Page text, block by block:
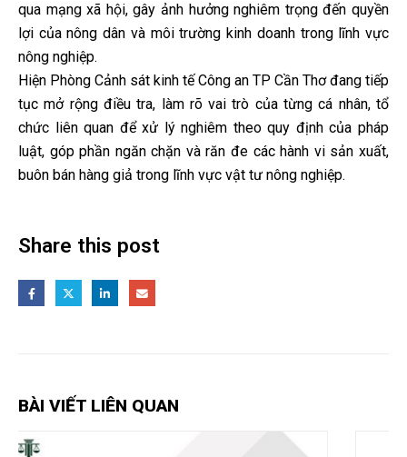
qua mạng xã hội, gây ảnh hưởng nghiêm trọng đến quyền
lợi của nông dân và môi trường kinh doanh trong lĩnh vực
nông nghiệp.
Hiện Phòng Cảnh sát kinh tế Công an TP Cần Thơ đang tiếp
tục mở rộng điều tra, làm rõ vai trò của từng cá nhân, tổ
chức liên quan để xử lý nghiêm theo quy định của pháp
luật, góp phần ngăn chặn và răn đe các hành vi sản xuất,
buôn bán hàng giả trong lĩnh vực vật tư nông nghiệp.
Share this post
BÀI VIẾT LIÊN QUAN